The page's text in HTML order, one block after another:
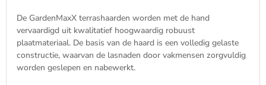
De GardenMaxX terrashaarden worden met de hand
vervaardigd uit kwalitatief hoogwaardig robuust
plaatmateriaal. De basis van de haard is een volledig gelaste
constructie, waarvan de lasnaden door vakmensen zorgvuldig
worden geslepen en nabewerkt.